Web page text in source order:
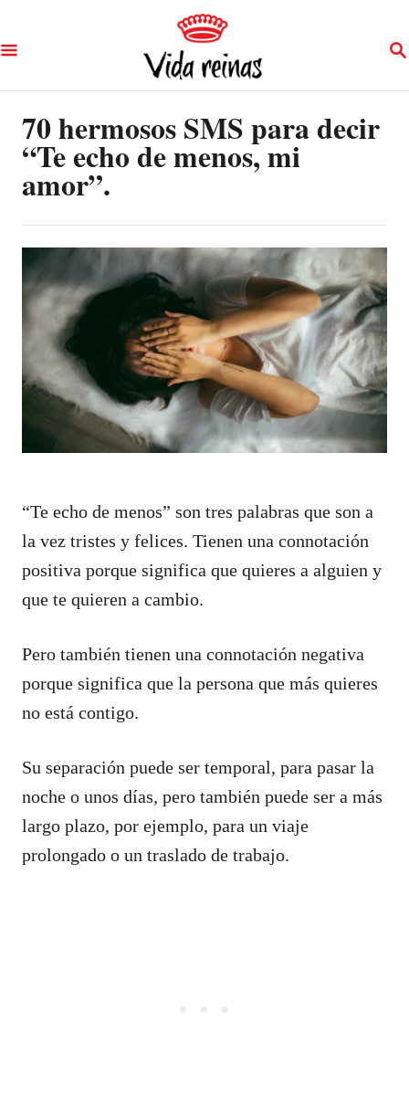
k
i
S
70 hermosos SMS para decir
“Te echo de menos, mi
amor”.
“Te echo de menos” son tres palabras que son a
la vez tristes y felices. Tienen una connotación
positiva porque significa que quieres a alguien y
que te quieren a cambio.
Pero también tienen una connotación negativa
porque significa que la persona que más quieres
no está contigo.
Su separación puede ser temporal, para pasar la
noche o unos días, pero también puede ser a más
largo plazo, por ejemplo, para un viaje
prolongado o un traslado de trabajo.